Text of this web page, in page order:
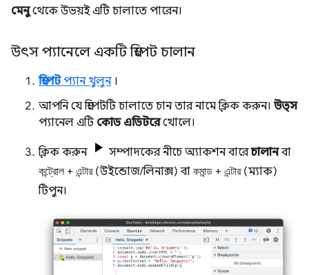
মেনুথেকে উভয়ই এটি চালাতে পারেন।
উৎস প্যানেলে একটি স্নিপেট চালান
স্নিপেটপ্যান খুলুন।
আপনি যে স্নিপেটটি চালাতে চান তার নামে ক্লিক করুন। উত্স
প্যানেল এটি কোড এডিটরেখোলে।
ক্লিক করুন সম্পাদকের নীচে অ্যাকশন বারেচালানবা
কন্ট্রোল + এন্টার(উইন্ডোজ/লিনাক্স) বা কমান্ড + এন্টার(ম্যাক)
টিপুন।